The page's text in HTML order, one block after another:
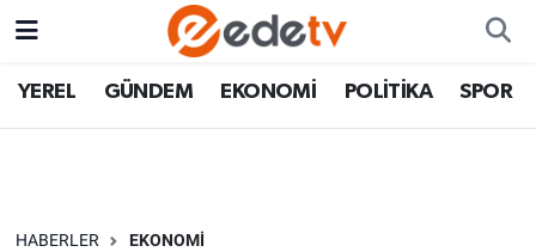
YEREL GÜNDEM EKONOMİ POLİTİKA SPOR
HABERLER EKONOMİ